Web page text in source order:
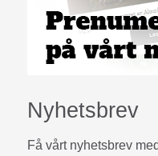
Nyhetsbrev
Få vårt nyhetsbrev